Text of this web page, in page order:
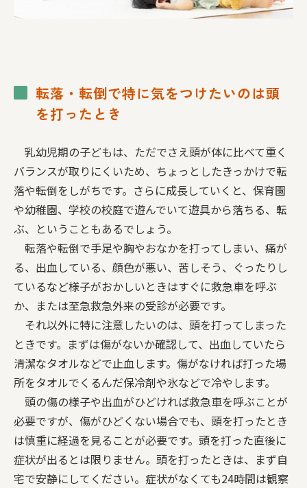
転落・転倒で特に気をつけたいのは頭
を打ったとき
乳幼児期の子どもは、ただでさえ頭が体に比べて重く
バランスが取りにくいため、ちょっとしたきっかけで転
落や転倒をしがちです。さらに成長していくと、保育園
や幼稚園、学校の校庭で遊んでいて遊具から落ちる、転
ぶ、ということもあるでしょう。
転落や転倒で手足や胸やおなかを打ってしまい、痛が
る、出血している、顔色が悪い、苦しそう、ぐったりし
ているなど様子がおかしいときはすぐに救急車を呼ぶ
か、または至急救急外来の受診が必要です。
それ以外に特に注意したいのは、頭を打ってしまった
ときです。まずは傷がないか確認して、出血していたら
清潔なタオルなどで止血します。傷がなければ打った場
所をタオルでくるんだ保冷剤や氷などで冷やします。
頭の傷の様子や出血がひどければ救急車を呼ぶことが
必要ですが、傷がひどくない場合でも、頭を打ったとき
は慎重に経過を見ることが必要です。頭を打った直後に
症状が出るとは限りません。頭を打ったときは、まず自
宅で安静にしてください。症状がなくても24時間は観察